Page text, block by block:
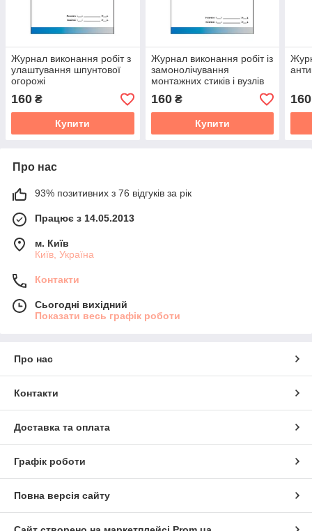
Журнал виконання робіт з
улаштування шпунтової
огорожі
160 ₴
Купити
Журнал виконання робіт із
замонолічування
монтажних стиків і вузлів
160₴
Купити
160
Про нас
93% позитивних з 76 відгуків за рік
Працює з 14.05.2013
м. Київ
Київ, Україна
Контакти
Сьогодні вихідний
Показати весь графік роботи
Про нас
Контакти
Доставка та оплата
Графік роботи
Повна версія сайту